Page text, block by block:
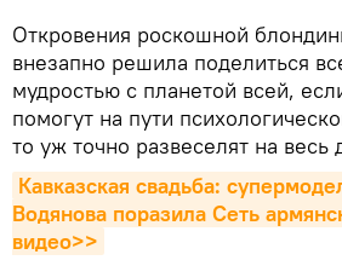
Откровения роскошной
внезапно решила поделиться
мудростью с планетой всей,
помогут на пути
то уж точно развеселят на весь
Кавказская свадьба:
Водянова поразила Сеть
видео>>